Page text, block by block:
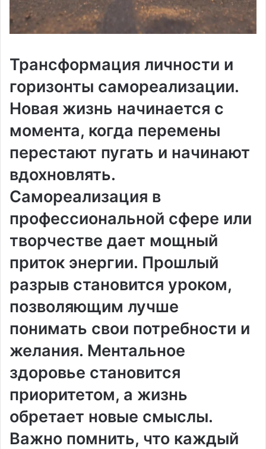
Трансформация личности и
горизонты самореализации.
Новая жизнь начинается с
момента, когда перемены
перестают пугать и начинают
вдохновлять.
Самореализация в
профессиональной сфере или
творчестве дает мощный
приток энергии. Прошлый
разрыв становится уроком,
позволяющим лучше
понимать свои потребности и
желания. Ментальное
здоровье становится
приоритетом, а жизнь
обретает новые смыслы.
Важно помнить, что каждый